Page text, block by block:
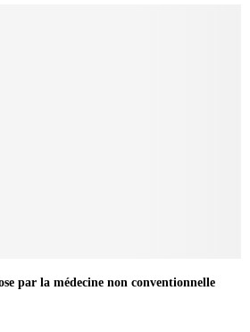
par la médecine non conventionnelle